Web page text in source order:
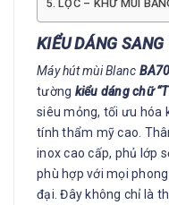
LỌC – KHỬ MÙI
KIỂU DÁNG
Máy hút mùi Blanc
tường kiểu dáng chữ
siêu mỏng, tối ưu hóa
tính thẩm mỹ cao.
inox cao cấp, phủ lớp
phù hợp với mọi
đại. Đây không chỉ là